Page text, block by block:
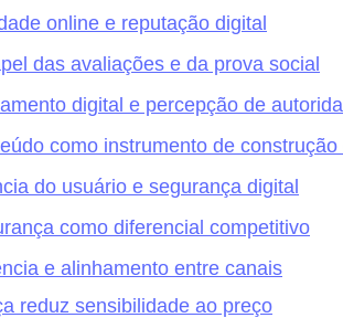
online e reputação digital
das avaliações e da prova social
digital e percepção de
como instrumento de
do usuário e segurança digital
como diferencial competitivo
e alinhamento entre canais
reduz sensibilidade ao preço